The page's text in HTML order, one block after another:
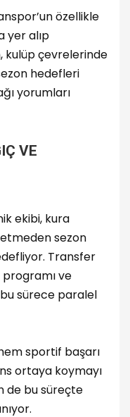
özellikle
yer alıp
kulüp çevrelerinde
hedefleri
yorumları
VE
ekibi, kura
sezon
Transfer
programı ve
bu sürece paralel
sportif başarı
ortaya koymayı
de bu süreçte